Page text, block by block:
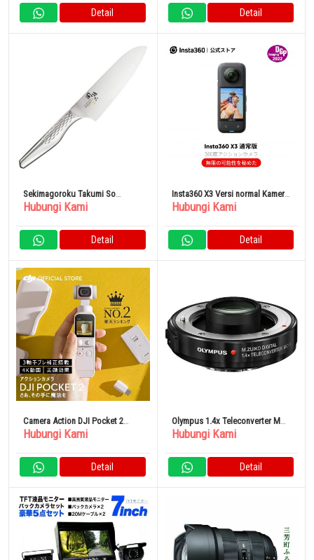
Detail Detail
Sekimagoroku Takumi So
Santoku Knife 165mm AB5156
Hubungi Kami
Detail
Insta360 X3 Versi normal Kamera
Asuraku 360 derajat
Hubungi Kami
Detail
Camera Action DJI Pocket 2
Sunset White
Hubungi Kami
Detail
Olympus 1.4x Teleconverter MC-
14
Hubungi Kami
Detail